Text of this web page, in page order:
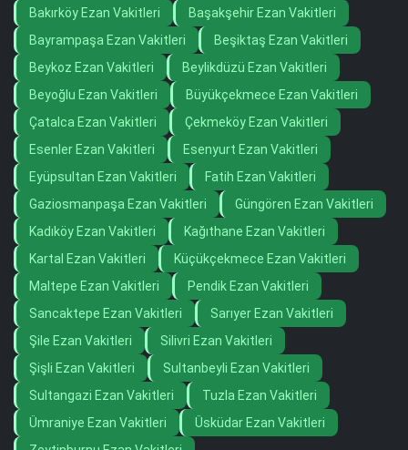
Bakırköy Ezan Vakitleri
Başakşehir Ezan Vakitleri
Bayrampaşa Ezan Vakitleri
Beşiktaş Ezan Vakitleri
Beykoz Ezan Vakitleri
Beylikdüzü Ezan Vakitleri
Beyoğlu Ezan Vakitleri
Büyükçekmece Ezan Vakitleri
Çatalca Ezan Vakitleri
Çekmeköy Ezan Vakitleri
Esenler Ezan Vakitleri
Esenyurt Ezan Vakitleri
Eyüpsultan Ezan Vakitleri
Fatih Ezan Vakitleri
Gaziosmanpaşa Ezan Vakitleri
Güngören Ezan Vakitleri
Kadıköy Ezan Vakitleri
Kağıthane Ezan Vakitleri
Kartal Ezan Vakitleri
Küçükçekmece Ezan Vakitleri
Maltepe Ezan Vakitleri
Pendik Ezan Vakitleri
Sancaktepe Ezan Vakitleri
Sarıyer Ezan Vakitleri
Şile Ezan Vakitleri
Silivri Ezan Vakitleri
Şişli Ezan Vakitleri
Sultanbeyli Ezan Vakitleri
Sultangazi Ezan Vakitleri
Tuzla Ezan Vakitleri
Ümraniye Ezan Vakitleri
Üsküdar Ezan Vakitleri